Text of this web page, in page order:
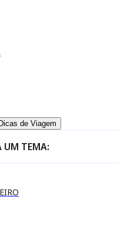
de Viagem
UM TEMA: